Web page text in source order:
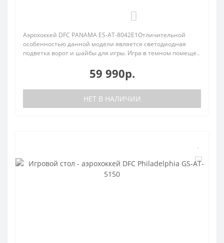
Аэрохоккей DFC PANAMA ES-AT-8042E1Отличительной
особенностью данной модели является светодиодная
подветка ворот и шайбы для игры. Игра в темном помеще..
59 990р.
НЕТ В НАЛИЧИИ